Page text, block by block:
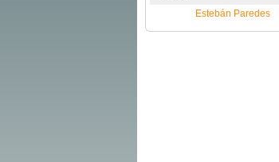
Estebán Paredes